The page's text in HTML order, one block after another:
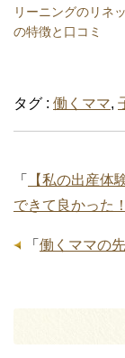
リーニングのリネ
の特徴と口コミ
タグ : 働くママ,
「
【私の出産体
できて良かった
「 働くママの